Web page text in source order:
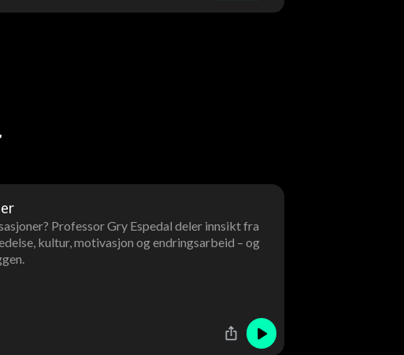
Professor Gry Espedal deler innsikt fra
kultur, motivasjon og endringsarbeid – og